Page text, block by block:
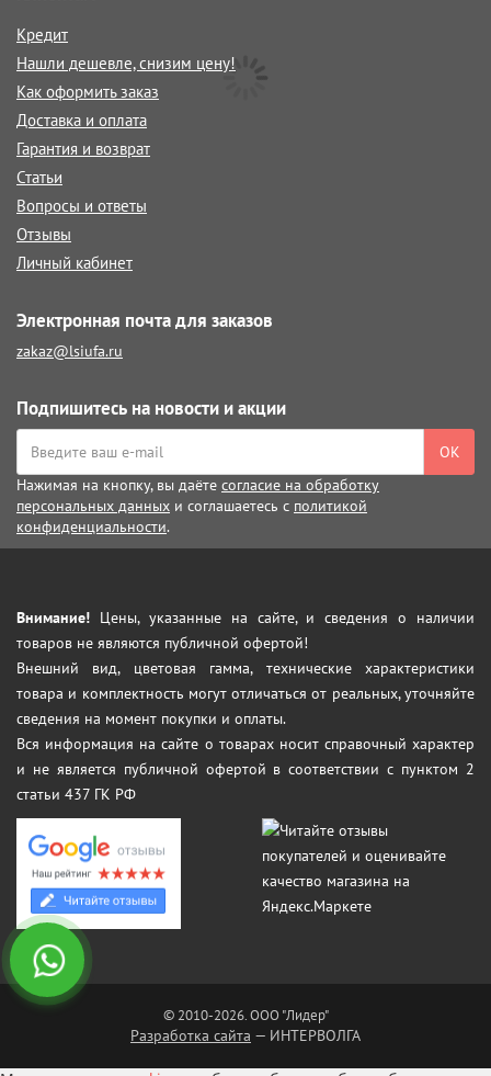
Кредит
Нашли дешевле, снизим цену!
Как оформить заказ
Доставка и оплата
Гарантия и возврат
Статьи
Вопросы и ответы
Отзывы
Личный кабинет
Электронная почта для заказов
zakaz@lsiufa.ru
Подпишитесь на новости и акции
ОК
Нажимая на кнопку, вы даёте согласие на обработку
персональных данных и соглашаетесь с политикой
конфиденциальности.
Внимание! Цены, указанные на сайте, и сведения о наличии
товаров не являются публичной офертой!
Внешний вид, цветовая гамма, технические характеристики
товара и комплектность могут отличаться от реальных, уточняйте
сведения на момент покупки и оплаты.
Вся информация на сайте о товарах носит справочный характер
и не является публичной офертой в соответствии с пунктом 2
статьи 437 ГК РФ
© 2010-2026. ООО "Лидер"
Разработка сайта — ИНТЕРВОЛГА